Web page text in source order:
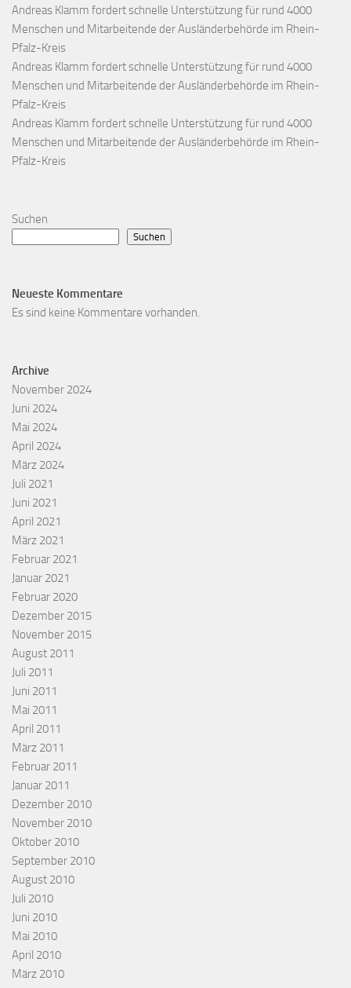
Andreas Klamm fordert schnelle Unterstützung für rund 4000
Menschen und Mitarbeitende der Ausländerbehörde im Rhein-
Pfalz-Kreis
Andreas Klamm fordert schnelle Unterstützung für rund 4000
Menschen und Mitarbeitende der Ausländerbehörde im Rhein-
Pfalz-Kreis
Andreas Klamm fordert schnelle Unterstützung für rund 4000
Menschen und Mitarbeitende der Ausländerbehörde im Rhein-
Pfalz-Kreis
Suchen
Suchen
Neueste Kommentare
Es sind keine Kommentare vorhanden.
Archive
November 2024
Juni 2024
Mai 2024
April 2024
März 2024
Juli 2021
Juni 2021
April 2021
März 2021
Februar 2021
Januar 2021
Februar 2020
Dezember 2015
November 2015
August 2011
Juli 2011
Juni 2011
Mai 2011
April 2011
März 2011
Februar 2011
Januar 2011
Dezember 2010
November 2010
Oktober 2010
September 2010
August 2010
Juli 2010
Juni 2010
Mai 2010
April 2010
März 2010